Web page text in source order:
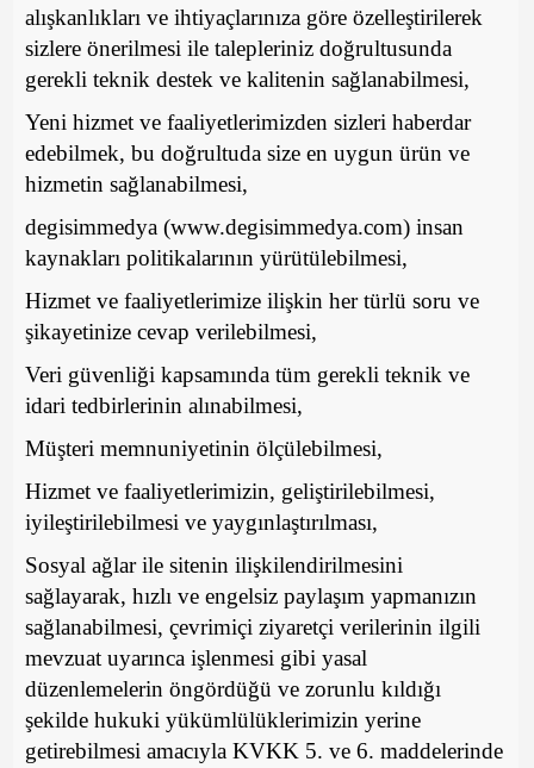
alışkanlıkları ve ihtiyaçlarınıza göre özelleştirilerek
sizlere önerilmesi ile talepleriniz doğrultusunda
gerekli teknik destek ve kalitenin sağlanabilmesi,
Yeni hizmet ve faaliyetlerimizden sizleri haberdar
edebilmek, bu doğrultuda size en uygun ürün ve
hizmetin sağlanabilmesi,
degisimmedya (www.degisimmedya.com) insan
kaynakları politikalarının yürütülebilmesi,
Hizmet ve faaliyetlerimize ilişkin her türlü soru ve
şikayetinize cevap verilebilmesi,
Veri güvenliği kapsamında tüm gerekli teknik ve
idari tedbirlerinin alınabilmesi,
Müşteri memnuniyetinin ölçülebilmesi,
Hizmet ve faaliyetlerimizin, geliştirilebilmesi,
iyileştirilebilmesi ve yaygınlaştırılması,
Sosyal ağlar ile sitenin ilişkilendirilmesini
sağlayarak, hızlı ve engelsiz paylaşım yapmanızın
sağlanabilmesi, çevrimiçi ziyaretçi verilerinin ilgili
mevzuat uyarınca işlenmesi gibi yasal
düzenlemelerin öngördüğü ve zorunlu kıldığı
şekilde hukuki yükümlülüklerimizin yerine
getirebilmesi amacıyla KVKK 5. ve 6. maddelerinde